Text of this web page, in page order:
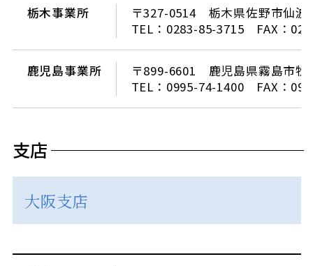
栃木事業所
〒327-0514 栃木県佐野市仙波
TEL：0283-85-3715 FAX：
鹿児島事業所
〒899-6601 鹿児島県霧島市牧
TEL：0995-74-1400 FAX：
支店
大阪支店